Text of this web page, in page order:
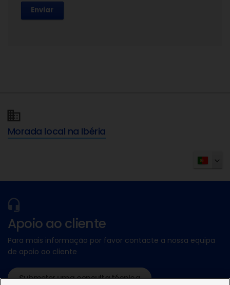
Enviar
Morada local na Ibéria
Apoio ao cliente
Para mais informação por favor contacte a nossa equipa
de apoio ao cliente
Submeter uma consulta técnica